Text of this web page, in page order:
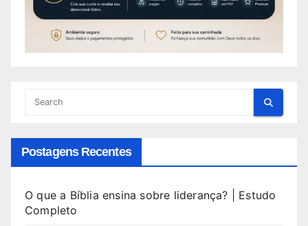
Postagens Recentes
O que a Bíblia ensina sobre liderança? | Estudo
Completo